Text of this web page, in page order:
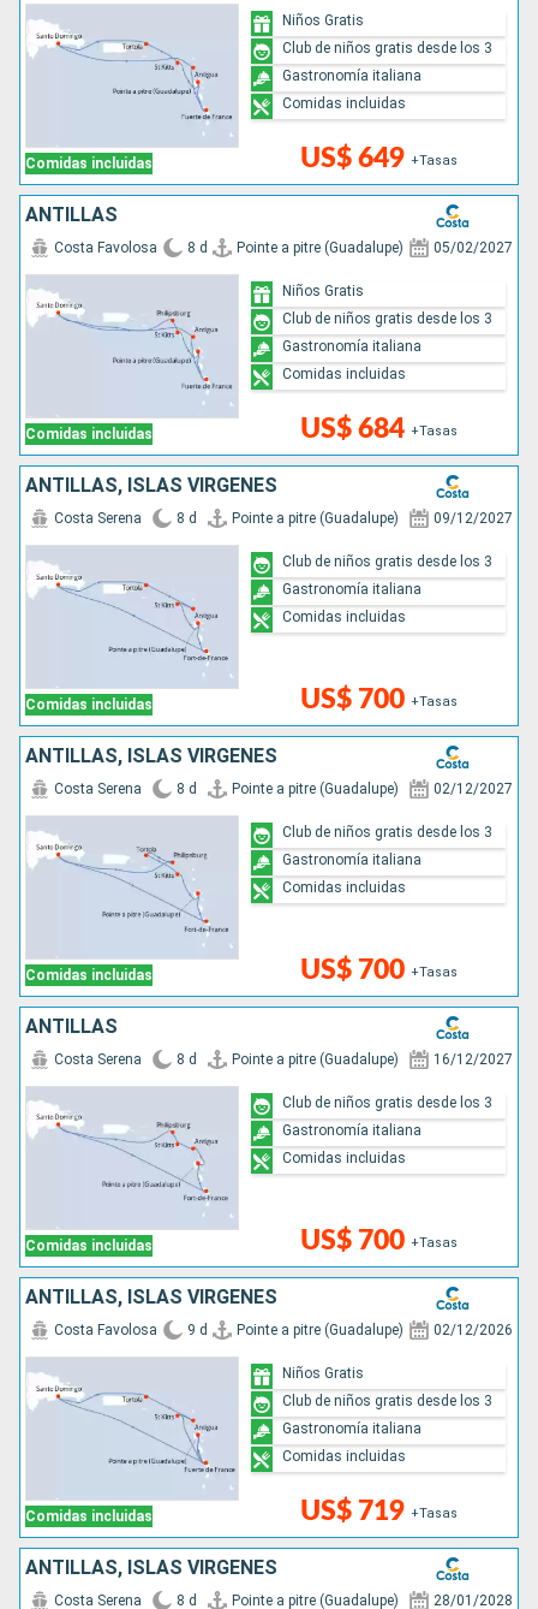
Comidas incluidas US$ 649 +Tasas
Niños Gratis
Club de niños gratis desde los 3
Gastronomía italiana
Comidas incluidas
ANTILLAS
Comidas incluidas
Costa Favolosa 8 d Pointe a pitre (Guadalupe) 05/02/2027
US$ 684 +Tasas
Niños Gratis
Club de niños gratis desde los 3
Gastronomía italiana
Comidas incluidas
ANTILLAS, ISLAS VÍRGENES
Comidas incluidas
Costa Serena 8 d Pointe a pitre (Guadalupe) 09/12/2027
US$ 700 +Tasas
Club de niños gratis desde los 3
Gastronomía italiana
Comidas incluidas
ANTILLAS, ISLAS VÍRGENES
Comidas incluidas
Costa Serena 8 d Pointe a pitre (Guadalupe) 02/12/2027
US$ 700 +Tasas
Club de niños gratis desde los 3
Gastronomía italiana
Comidas incluidas
ANTILLAS
Comidas incluidas
Costa Serena 8 d Pointe a pitre (Guadalupe) 16/12/2027
US$ 700 +Tasas
Club de niños gratis desde los 3
Gastronomía italiana
Comidas incluidas
ANTILLAS, ISLAS VÍRGENES
Comidas incluidas
Costa Favolosa 9 d Pointe a pitre (Guadalupe) 02/12/2026
US$ 719 +Tasas
Niños Gratis
Club de niños gratis desde los 3
Gastronomía italiana
Comidas incluidas
ANTILLAS, ISLAS VÍRGENES
Costa Serena 8 d Pointe a pitre (Guadalupe) 28/01/2028